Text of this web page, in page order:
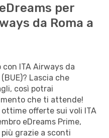
per
da Roma a
ITA Airways da
Lascia che
così potrai
che ti attende!
offerte sui voli ITA
eDreams Prime,
grazie a sconti